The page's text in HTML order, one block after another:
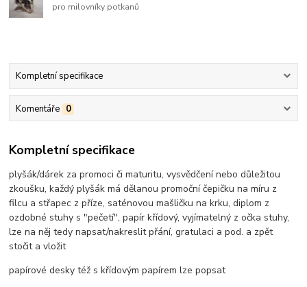
pro milovníky potkanů
Kompletní specifikace
Komentáře 0
Kompletní specifikace
plyšák/dárek za promoci či maturitu, vysvědčení nebo důležitou
zkoušku, každý plyšák má dělanou promoční čepičku na míru z
filcu a střapec z příze, saténovou mašličku na krku, diplom z
ozdobné stuhy s "pečetí", papír křídový, vyjímatelný z očka stuhy,
lze na něj tedy napsat/nakreslit přání, gratulaci a pod. a zpět
stočit a vložit
papírové desky též s křídovým papírem lze popsat